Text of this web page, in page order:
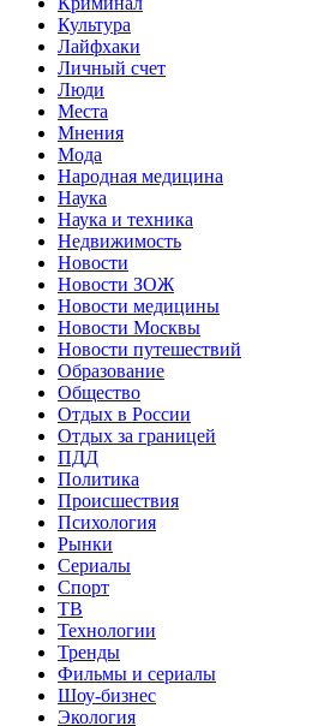
Культура
Лайфхаки
Личный счет
Люди
Места
Мнения
Мода
Народная медицина
Наука
Наука и техника
Недвижимость
Новости
Новости ЗОЖ
Новости медицины
Новости Москвы
Новости путешествий
Образование
Общество
Отдых в России
Отдых за границей
ПДД
Политика
Происшествия
Психология
Рынки
Сериалы
Спорт
ТВ
Технологии
Тренды
Фильмы и сериалы
Шоу-бизнес
Экология